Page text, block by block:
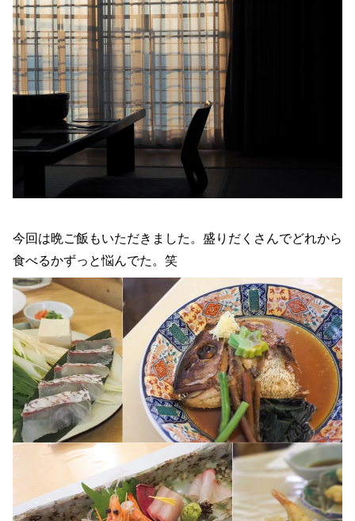
今回は晩ご飯もいただきました。盛りだくさんでどれから
食べるかずっと悩んでた。笑